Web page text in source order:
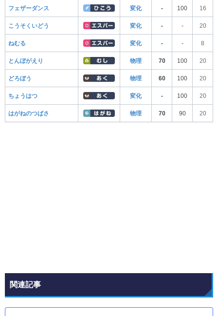
フェザーダンス 変化 - 100 16
こうそくいどう 変化 - - 20
ねむる 変化 - - 8
とんぼがえり 物理 70 100 20
どろぼう 物理 60 100 20
ちょうはつ 変化 - 100 20
はがねのつばさ 物理 70 90 20
関連記事